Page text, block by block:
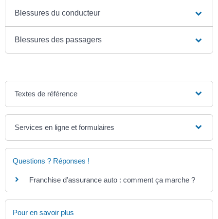
Blessures du conducteur
Blessures des passagers
Textes de référence
Services en ligne et formulaires
Questions ? Réponses !
Franchise d'assurance auto : comment ça marche ?
Pour en savoir plus